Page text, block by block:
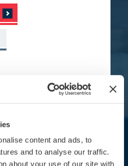
content and ads, to
and to analyse our traffic.
about your use of our site with